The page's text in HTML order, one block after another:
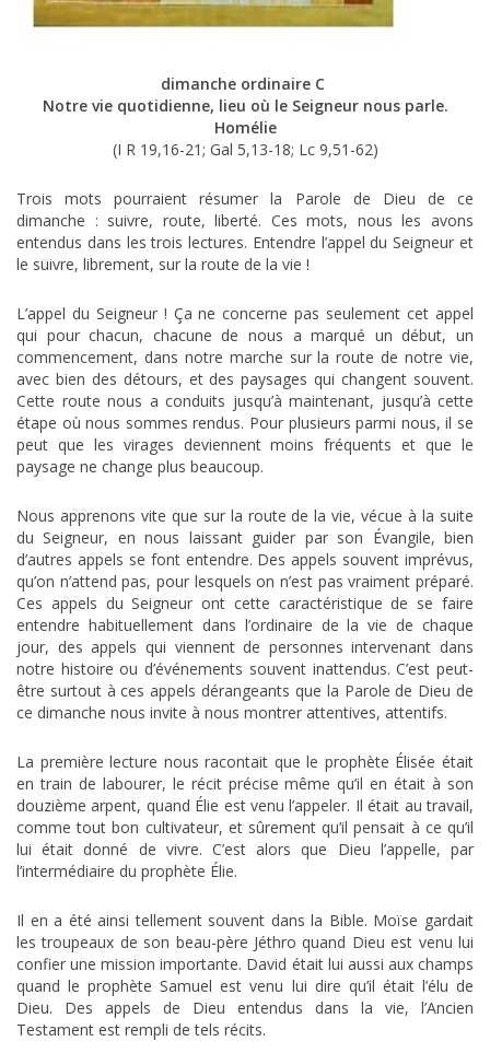
dimanche ordinaire C
Notre vie quotidienne, lieu où le Seigneur nous parle.
Homélie
(I R 19,16-21; Gal 5,13-18; Lc 9,51-62)
Trois mots pourraient résumer la Parole de Dieu de ce
dimanche : suivre, route, liberté. Ces mots, nous les avons
entendus dans les trois lectures. Entendre l’appel du Seigneur et
le suivre, librement, sur la route de la vie !
L’appel du Seigneur ! Ça ne concerne pas seulement cet appel
qui pour chacun, chacune de nous a marqué un début, un
commencement, dans notre marche sur la route de notre vie,
avec bien des détours, et des paysages qui changent souvent.
Cette route nous a conduits jusqu’à maintenant, jusqu’à cette
étape où nous sommes rendus. Pour plusieurs parmi nous, il se
peut que les virages deviennent moins fréquents et que le
paysage ne change plus beaucoup.
Nous apprenons vite que sur la route de la vie, vécue à la suite
du Seigneur, en nous laissant guider par son Évangile, bien
d’autres appels se font entendre. Des appels souvent imprévus,
qu’on n’attend pas, pour lesquels on n’est pas vraiment préparé.
Ces appels du Seigneur ont cette caractéristique de se faire
entendre habituellement dans l’ordinaire de la vie de chaque
jour, des appels qui viennent de personnes intervenant dans
notre histoire ou d’événements souvent inattendus. C’est peut-
être surtout à ces appels dérangeants que la Parole de Dieu de
ce dimanche nous invite à nous montrer attentives, attentifs.
La première lecture nous racontait que le prophète Élisée était
en train de labourer, le récit précise même qu’il en était à son
douzième arpent, quand Élie est venu l’appeler. Il était au travail,
comme tout bon cultivateur, et sûrement qu’il pensait à ce qu’il
lui était donné de vivre. C’est alors que Dieu l’appelle, par
l’intermédiaire du prophète Élie.
Il en a été ainsi tellement souvent dans la Bible. Moïse gardait
les troupeaux de son beau-père Jéthro quand Dieu est venu lui
confier une mission importante. David était lui aussi aux champs
quand le prophète Samuel est venu lui dire qu’il était l’élu de
Dieu. Des appels de Dieu entendus dans la vie, l’Ancien
Testament est rempli de tels récits.